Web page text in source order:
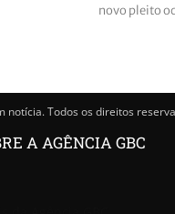
novo pleito
notícia. Todos os direitos
A AGÊNCIA GBC